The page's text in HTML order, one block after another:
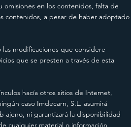
en los contenidos, falta de
contenidos, a pesar de haber adoptado
modificaciones que considere
que se presten a través de esta
hacía otros sitios de Internet,
caso Imdecarn, S.L. asumirá
ajeno, ni garantizará la disponibilidad
cualquier material o información